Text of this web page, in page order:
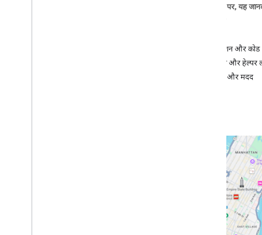
इस पेज पर, यह
ऐप्लिकेशन और
यूटिलिटी और हेल्पर
सहायता और मदद